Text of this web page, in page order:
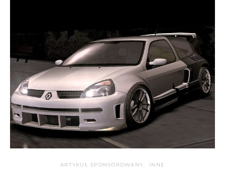
ARTYKUŁ SPONSOROWANY INNE